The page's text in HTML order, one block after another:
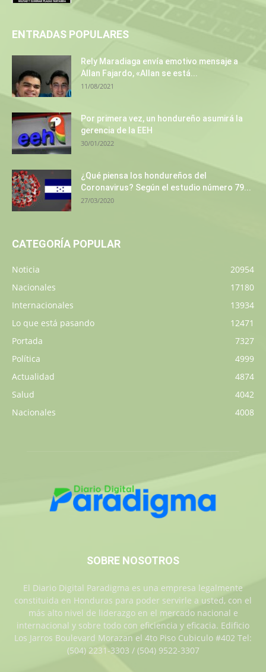
ENTRADAS POPULARES
Rely Maradiaga envía emotivo mensaje a
Allan Fajardo, «Allan se está...
11/08/2021
Por primera vez, un hondureño asumirá la
gerencia de la EEH
30/01/2022
¿Qué piensa los hondureños del
Coronavirus? Según el estudio número 79...
27/03/2020
CATEGORÍA POPULAR
Noticia
20954
Nacionales
17180
Internacionales
13934
Lo que está pasando
12471
Portada
7327
Política
4999
Actualidad
4874
Salud
4042
Nacionales
4008
SOBRE NOSOTROS
El Diario Digital Paradigma es una empresa legalmente
constituida en Honduras para poder servirle a usted, con el
más alto nivel de liderazgo en el mercado nacional e
internacional y sobre todo con eficiencia y eficacia. Edificio
Los Jarros Boulevard Morazan el 4to Piso Cubiculo #402 Tel:
(504) 2231-3303 / (504) 9522-3307